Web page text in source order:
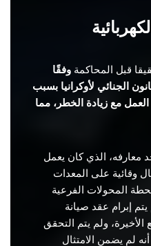
قبل المحاكمة وفقًا
272 من القانون الجنائي لأوكرانيا بسبب
العمل مع زيادة الخطر، مما
معارفه، الذي كان يعمل
وقائية على المعدات
المحولات الفرعية
إبرام عقد صيانة
الأخيرة، ولم يتم التحقق
لم يضمن الامتثال